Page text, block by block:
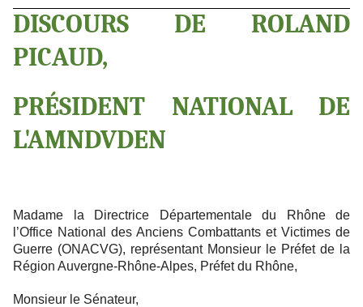
DISCOURS DE ROLAND
PICAUD,
PRÉSIDENT NATIONAL DE
L'AMNDVDEN
Madame la Directrice Départementale du Rhône de
l’Office National des Anciens Combattants et Victimes de
Guerre (ONACVG), représentant Monsieur le Préfet de la
Région Auvergne-Rhône-Alpes, Préfet du Rhône,
Monsieur le Sénateur,